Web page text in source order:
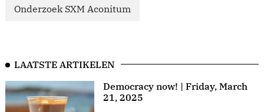
Onderzoek SXM Aconitum
LAATSTE ARTIKELEN
Democracy now! | Friday, March
21, 2025